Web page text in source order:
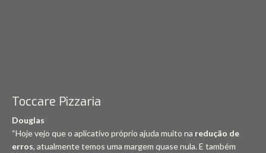
Toccare Pizzaria
Douglas
“Hoje vejo que o aplicativo próprio ajuda muito na redução de
erros, atualmente temos uma margem quase nula. E também